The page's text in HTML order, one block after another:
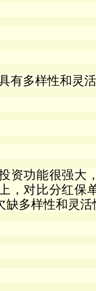
有多样性和灵
资功能很强大
，对比分红保
缺多样性和灵活